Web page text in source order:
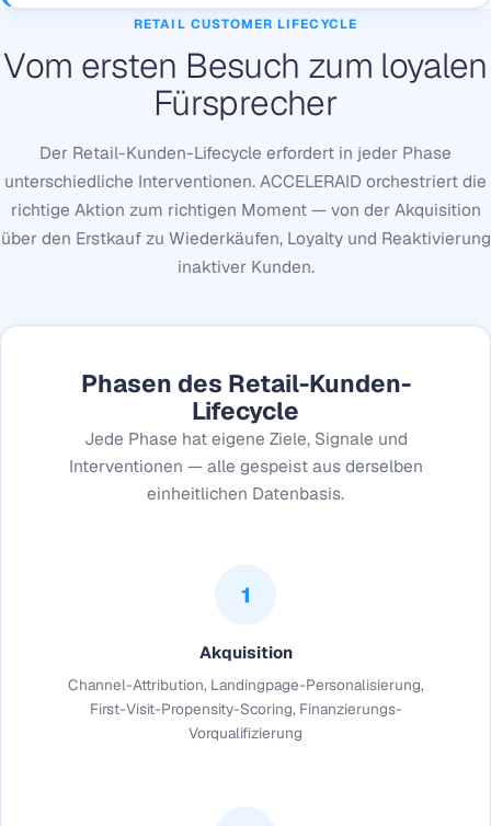
RETAIL CUSTOMER LIFECYCLE
Vom ersten Besuch zum loyalen
Fürsprecher
Der Retail-Kunden-Lifecycle erfordert in jeder Phase
unterschiedliche Interventionen. ACCELERAID orchestriert die
richtige Aktion zum richtigen Moment — von der Akquisition
über den Erstkauf zu Wiederkäufen, Loyalty und Reaktivierung
inaktiver Kunden.
Phasen des Retail-Kunden-
Lifecycle
Jede Phase hat eigene Ziele, Signale und
Interventionen — alle gespeist aus derselben
einheitlichen Datenbasis.
1
Akquisition
Channel-Attribution, Landingpage-Personalisierung,
First-Visit-Propensity-Scoring, Finanzierungs-
Vorqualifizierung